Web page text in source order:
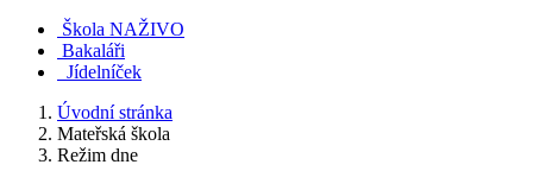
Škola NAŽIVO
Bakaláři
Jídelníček
Úvodní stránka
Mateřská škola
Režim dne